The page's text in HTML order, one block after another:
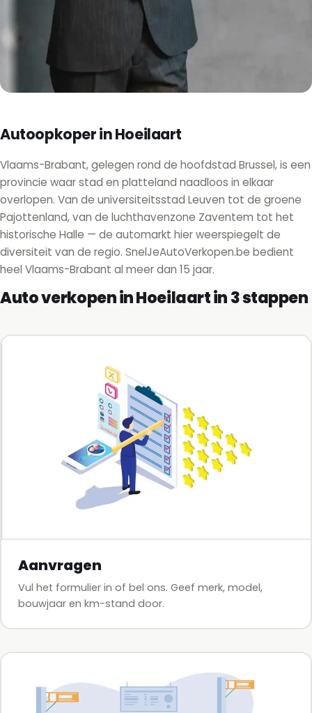
Autoopkoper in Hoeilaart
Vlaams-Brabant, gelegen rond de hoofdstad Brussel, is een
provincie waar stad en platteland naadloos in elkaar
overlopen. Van de universiteitsstad Leuven tot de groene
Pajottenland, van de luchthavenzone Zaventem tot het
historische Halle — de automarkt hier weerspiegelt de
diversiteit van de regio. SnelJeAutoVerkopen.be bedient
heel Vlaams-Brabant al meer dan 15 jaar.
Auto verkopen in Hoeilaart in 3 stappen
Aanvragen
Vul het formulier in of bel ons. Geef merk, model,
bouwjaar en km-stand door.